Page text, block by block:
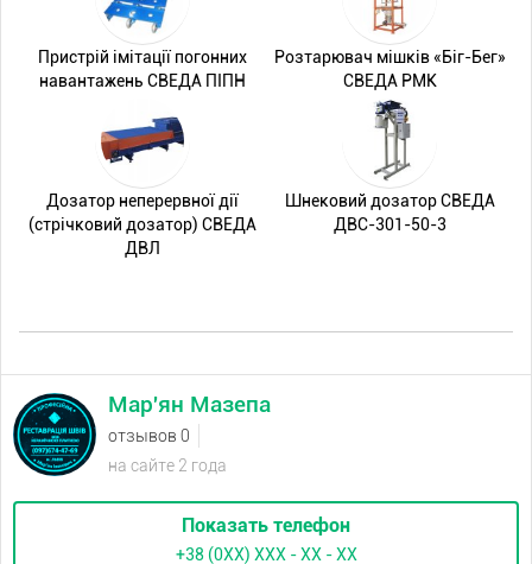
Пристрій імітації погонних
навантажень СВЕДА ПІПН
Розтарювач мішків «Біг-Бег»
СВЕДА РМК
Дозатор неперервної дії
(стрічковий дозатор) СВЕДА
ДВЛ
Шнековий дозатор СВЕДА
ДВС-301-50-3
Мар'ян Мазепа
отзывов 0
на сайте 2 года
Показать телефон
+38 (0XX) ХХХ - ХХ - ХХ